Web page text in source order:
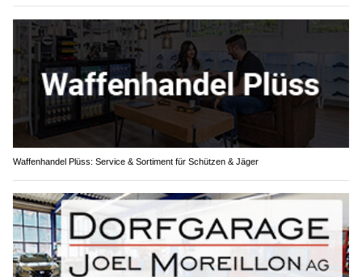
Waffenhandel Plüss: Service & Sortiment für Schützen & Jäger